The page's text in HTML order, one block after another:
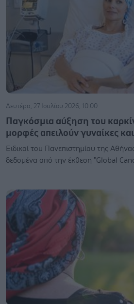
Δευτέρα, 27 Ιουλίου 2026, 10:00
Παγκόσμια αύξηση του
μορφές απειλούν γυναίκες
Ειδικοί του Πανεπιστημίου της
δεδομένα από την έκθεση "Global